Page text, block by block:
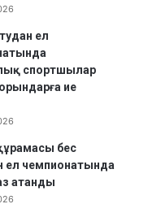
ел
спортшылар
ие
бес
ел чемпионатында
атанды